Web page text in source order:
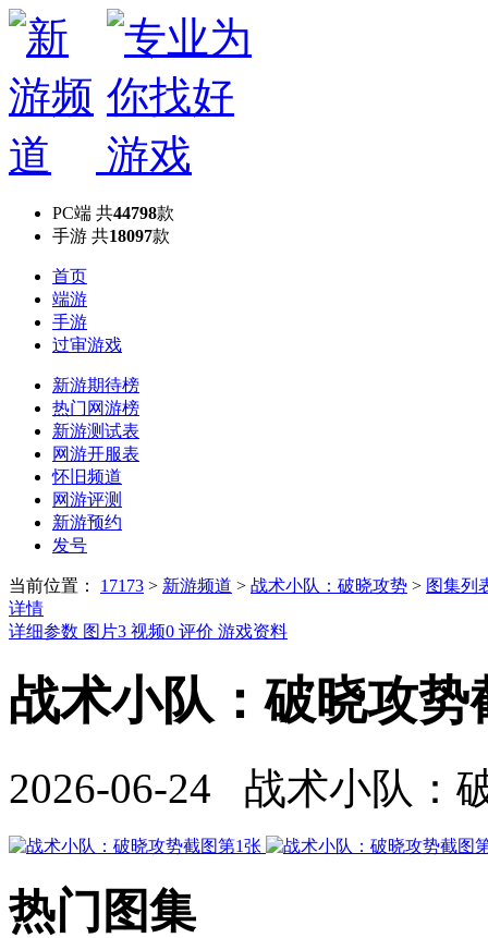
PC端 共44798款
手游 共18097款
首页
端游
手游
过审游戏
新游期待榜
热门网游榜
新游测试表
网游开服表
怀旧频道
网游评测
新游预约
发号
当前位置： 17173 > 新游频道 > 战术小队：破晓攻势 > 图集列
详情
详细参数 图片3 视频0 评价 游戏资料
战术小队：破晓攻势
2026-06-24 战术小队：
热门图集